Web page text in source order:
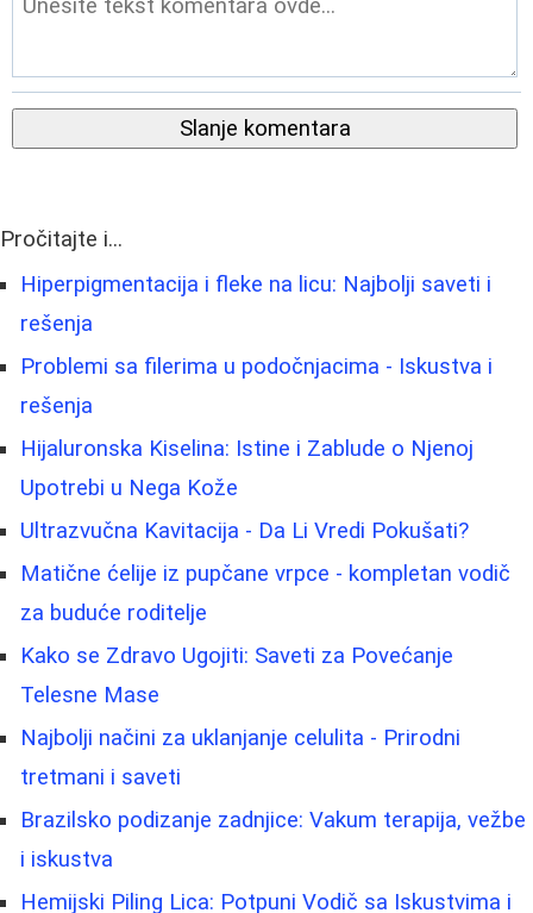
Slanje komentara
Pročitajte i...
Hiperpigmentacija i fleke na licu: Najbolji saveti i
rešenja
Problemi sa filerima u podočnjacima - Iskustva i
rešenja
Hijaluronska Kiselina: Istine i Zablude o Njenoj
Upotrebi u Nega Kože
Ultrazvučna Kavitacija - Da Li Vredi Pokušati?
Matične ćelije iz pupčane vrpce - kompletan vodič
za buduće roditelje
Kako se Zdravo Ugojiti: Saveti za Povećanje
Telesne Mase
Najbolji načini za uklanjanje celulita - Prirodni
tretmani i saveti
Brazilsko podizanje zadnjice: Vakum terapija, vežbe
i iskustva
Hemijski Piling Lica: Potpuni Vodič sa Iskustvima i